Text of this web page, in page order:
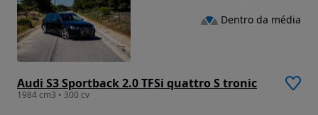
Audi S3 Sportback 2.0 TFSi quattro S tronic
1984 cm3 • 300 cv
Dentro da média